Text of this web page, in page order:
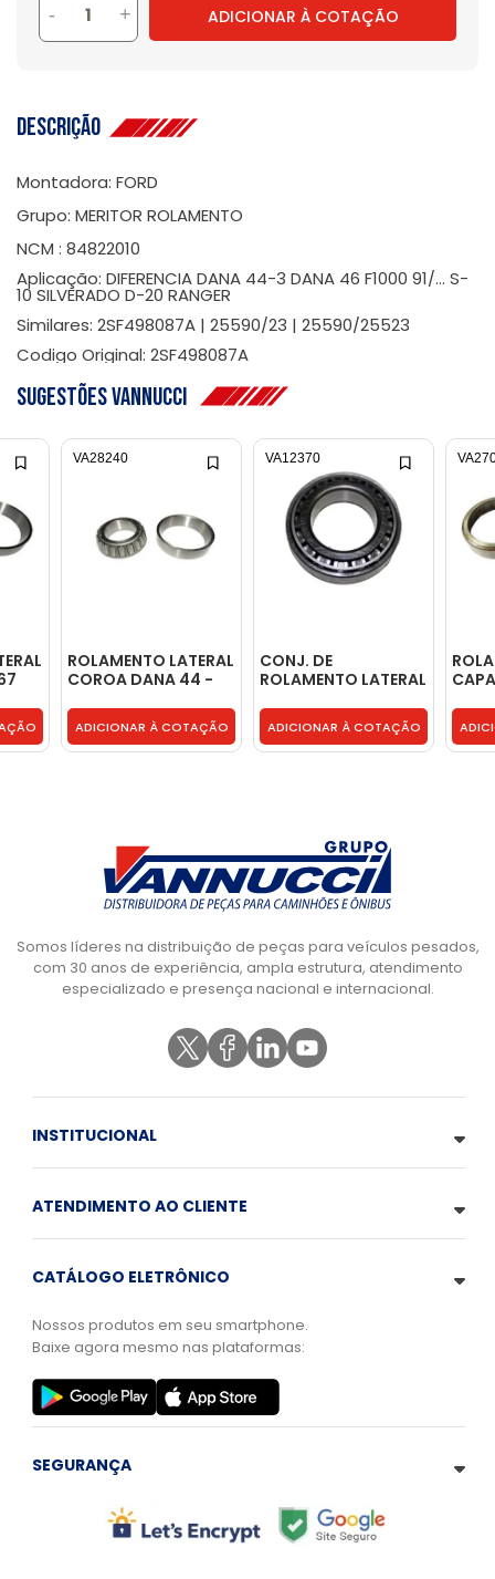
- + ADICIONAR À COTAÇÃO
Descrição
Montadora: FORD
Grupo: MERITOR ROLAMENTO
NCM : 84822010
Aplicação: DIFERENCIA DANA 44-3 DANA 46 F1000 91/... S-
10 SILVERADO D-20 RANGER
Similares: 2SF498087A | 25590/23 | 25590/25523
Codigo Original: 2SF498087A
Sugestões Vannucci
ROLAMENTO LATERAL
COROA DANA 44 -
ADICIONAR À COTAÇÃO
VA28240
CONJ. DE
ROLAMENTO LATERAL
BE5C4220A
ADICIONAR À COTAÇÃO
VA12370
-
Somos líderes na distribuição de peças para veículos pesados,
com 30 anos de experiência, ampla estrutura, atendimento
especializado e presença nacional e internacional.
INSTITUCIONAL
ATENDIMENTO AO CLIENTE
CATÁLOGO ELETRÔNICO
Nossos produtos em seu smartphone.
Baixe agora mesmo nas plataformas:
SEGURANÇA